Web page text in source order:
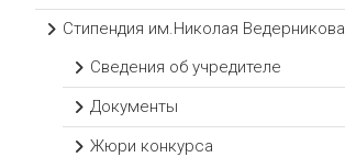
Стипендия им.Николая Ведерникова
Сведения об учредителе
Документы
Жюри конкурса